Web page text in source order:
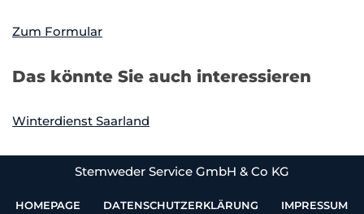
Zum Formular
Das könnte Sie auch interessieren
Winterdienst Saarland
Stemweder Service GmbH & Co KG
HOMEPAGE DATENSCHUTZERKLÄRUNG IMPRESSUM